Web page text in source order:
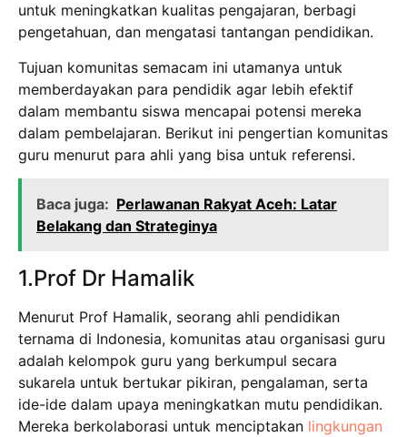
untuk meningkatkan kualitas pengajaran, berbagi
pengetahuan, dan mengatasi tantangan pendidikan.
Tujuan komunitas semacam ini utamanya untuk
memberdayakan para pendidik agar lebih efektif
dalam membantu siswa mencapai potensi mereka
dalam pembelajaran. Berikut ini pengertian komunitas
guru menurut para ahli yang bisa untuk referensi.
Baca juga: Perlawanan Rakyat Aceh: Latar
Belakang dan Strateginya
1.Prof Dr Hamalik
Menurut Prof Hamalik, seorang ahli pendidikan
ternama di Indonesia, komunitas atau organisasi guru
adalah kelompok guru yang berkumpul secara
sukarela untuk bertukar pikiran, pengalaman, serta
ide-ide dalam upaya meningkatkan mutu pendidikan.
Mereka berkolaborasi untuk menciptakan lingkungan